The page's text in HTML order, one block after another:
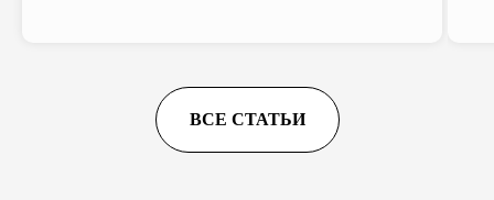
ВСЕ СТАТЬИ